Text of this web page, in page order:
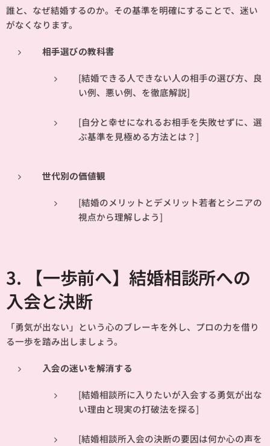
誰と、なぜ結婚するのか。その基準を明確にすることで、迷い
がなくなります。
相手選びの教科書
[結婚できる人できない人の相手の選び方、良
い例、悪い例、を徹底解説]
[自分と幸せになれるお相手を失敗せずに、選
ぶ基準を見極める方法とは？]
世代別の価値観
[結婚のメリットとデメリット若者とシニアの
視点から理解しよう]
3. 【一歩前へ】結婚相談所への
入会と決断
「勇気が出ない」という心のブレーキを外し、プロの力を借り
る一歩を踏み出しましょう。
入会の迷いを解消する
[結婚相談所に入りたいが入会する勇気が出な
い理由と現実の打破法を探る]
[結婚相談所入会の決断の要因は何か心の声を